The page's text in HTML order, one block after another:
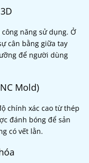
năng sử dụng. Ở
cân bằng giữa tay
để người dùng
Mold)
chính xác cao từ thép
đánh bóng để sản
có vết lằn.